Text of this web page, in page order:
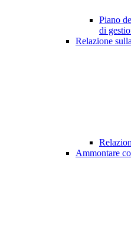
Piano
di
Relazione
Ammontare